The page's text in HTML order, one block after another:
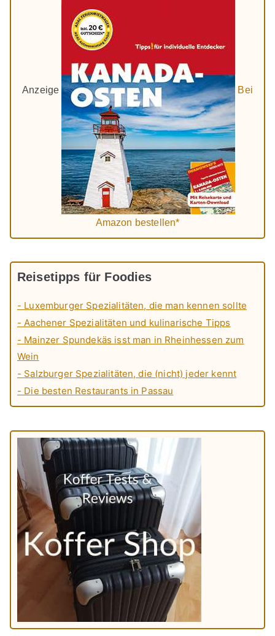
Anzeige Bei
Amazon bestellen*
Reisetipps für Foodies
- Luxemburger Spezialitäten, die man kennen sollte
- Aachener Spezialitäten und kulinarische Tipps
- Mainzer Spundekäs isst man in Rheinhessen zum
Wein
- Salzburger Spezialitäten, die (nicht) jeder kennt
- Die besten Restaurants in Passau